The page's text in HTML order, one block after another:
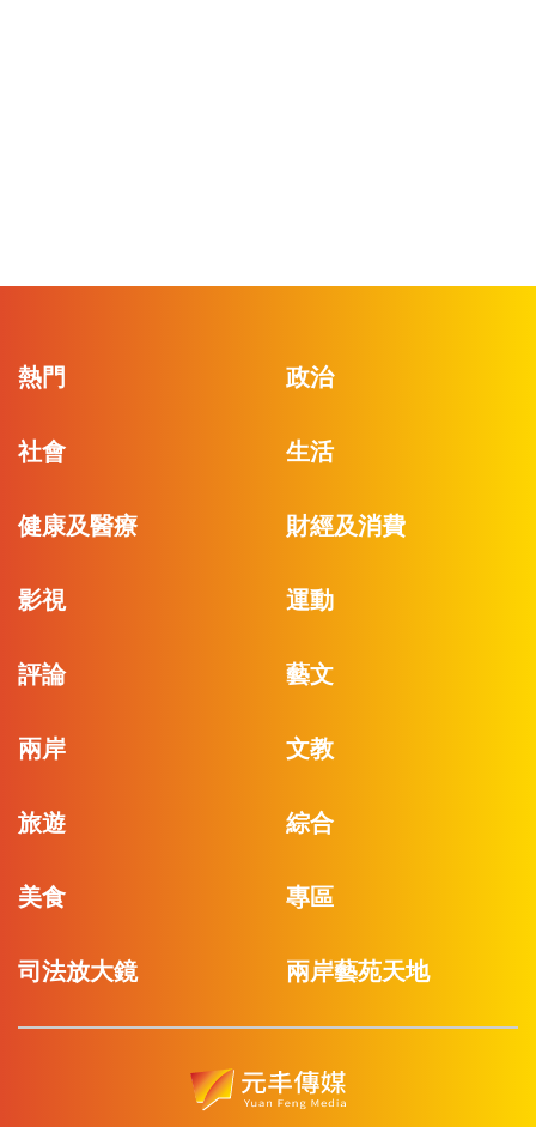
熱門 政治
社會 生活
健康及醫療 財經及消費
影視 運動
評論 藝文
兩岸 文教
旅遊 綜合
美食 專區
司法放大鏡 兩岸藝苑天地